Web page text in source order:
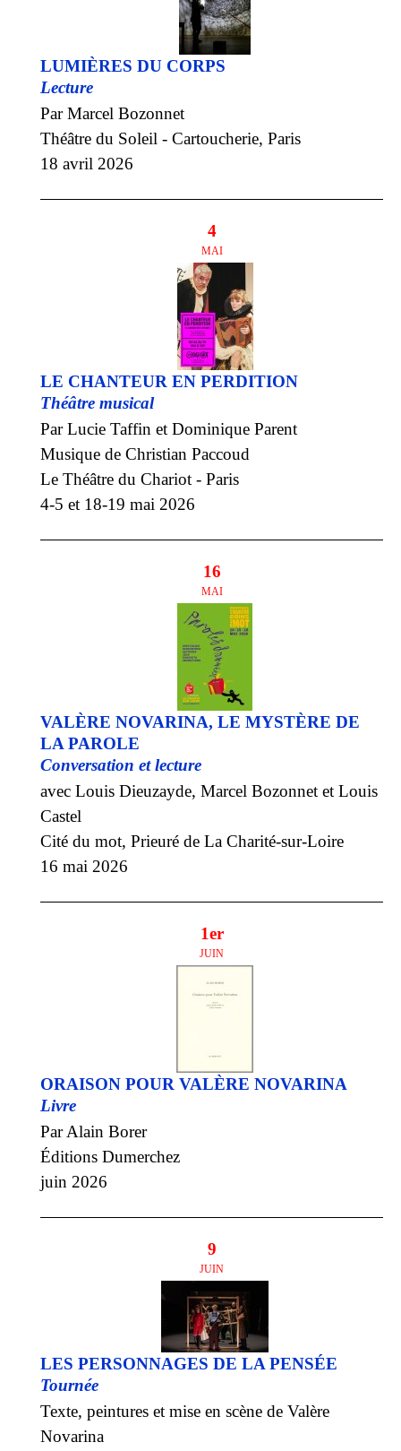
LUMIÈRES DU CORPS
Lecture
Par Marcel Bozonnet
Théâtre du Soleil - Cartoucherie, Paris
18 avril 2026
4
MAI
LE CHANTEUR EN PERDITION
Théâtre musical
Par Lucie Taffin et Dominique Parent
Musique de Christian Paccoud
Le Théâtre du Chariot - Paris
4-5 et 18-19 mai 2026
16
MAI
VALÈRE NOVARINA, LE MYSTÈRE DE
LA PAROLE
Conversation et lecture
avec Louis Dieuzayde, Marcel Bozonnet et Louis
Castel
Cité du mot, Prieuré de La Charité-sur-Loire
16 mai 2026
1er
JUIN
ORAISON POUR VALÈRE NOVARINA
Livre
Par Alain Borer
Éditions Dumerchez
juin 2026
9
JUIN
LES PERSONNAGES DE LA PENSÉE
Tournée
Texte, peintures et mise en scène de Valère
Novarina